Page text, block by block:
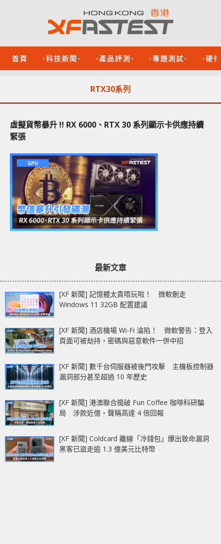
首頁 -科技新聞- -產品評測- -專題測試- -硬
RTX30系列
虛擬貨幣暴升 !! RX 6000、RTX 30 系列顯示卡供應持續
緊張
最新文章
[XF 新聞] 記憶體太貴唔玩啦！ 微軟刪走
Windows 11 32GB 配置建議
[XF 新聞] 酒店機場 Wi-Fi 淪陷！ 微軟警告：登入
頁面可被劫持，密碼與惡意軟件一併中招
[XF 新聞] 數千台伺服器被後門攻擊 主機板控制器
漏洞部分甚至超過 10 年歷史
[XF 新聞] 港澳聯合搗破 Fun Coffee 咖啡科研騙
局 涉款近億‧聲稱高達 4 倍回報
[XF 新聞] Coldcard 離線「冷錢包」爆出致命漏洞
黑客已盜走逾 1.3 億美元比特幣